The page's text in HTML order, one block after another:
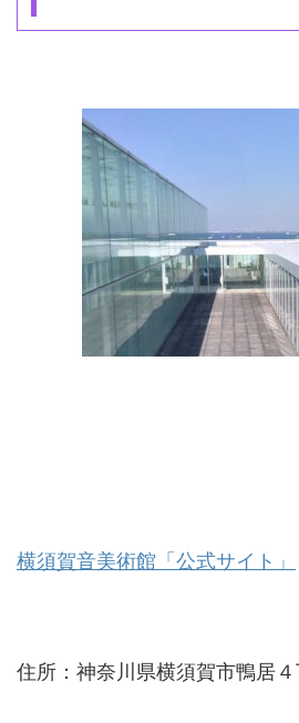
横須賀音美術館「公式サイト」
住所：神奈川県横須賀市鴨居４